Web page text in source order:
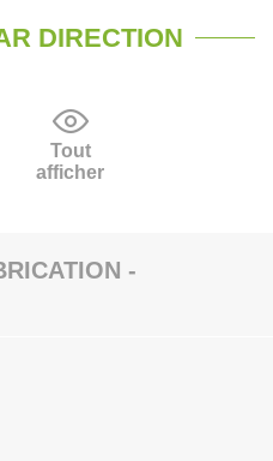
DIRECTION
Tout
afficher
-